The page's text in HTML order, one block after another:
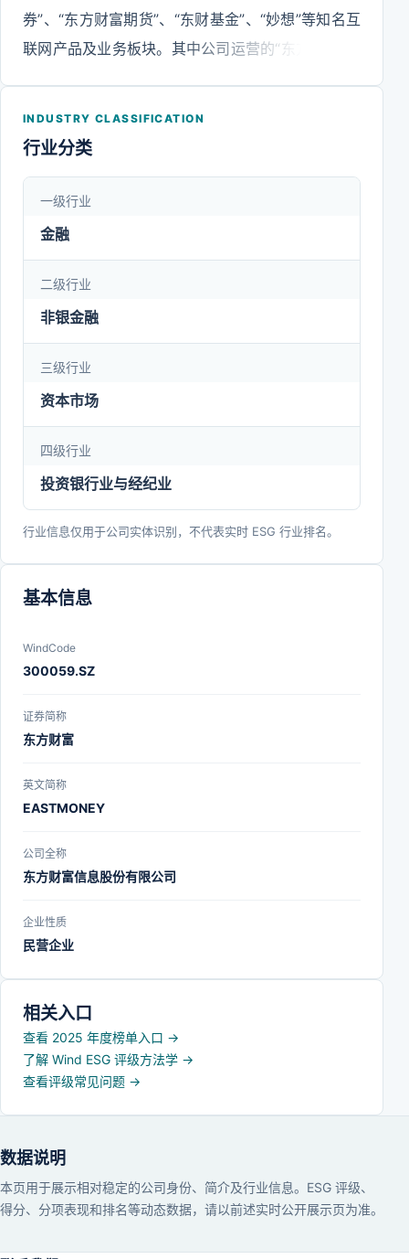
券”、“东方财富期货”、“东财基金”、“妙想”等知名互
联网产品及业务板块。其中公司运营的“东方财富网”
照。自2015年至今，公司通过资本市场收购，全资
东财基金获批公募基金牌照，公司迈向互联网财富管
理领域，公司旗下子公司现已拥有券商牌照、期货牌
融生态圈，提供财经、证券、基金、期货、社交服务
等一站式互联网财富管理服务，为用户创造更多价
值。
INDUSTRY CLASSIFICATION
行业分类
一级行业
金融
二级行业
非银金融
三级行业
资本市场
四级行业
投资银行业与经纪业
行业信息仅用于公司实体识别，不代表实时 ESG 行业排名。
基本信息
WindCode
300059.SZ
证券简称
东方财富
英文简称
EASTMONEY
公司全称
东方财富信息股份有限公司
企业性质
民营企业
相关入口
查看 2025 年度榜单入口 →
了解 Wind ESG 评级方法学 →
查看评级常见问题 →
数据说明
本页用于展示相对稳定的公司身份、简介及行业信息。ESG 评级、
得分、分项表现和排名等动态数据，请以前述实时公开展示页为准。